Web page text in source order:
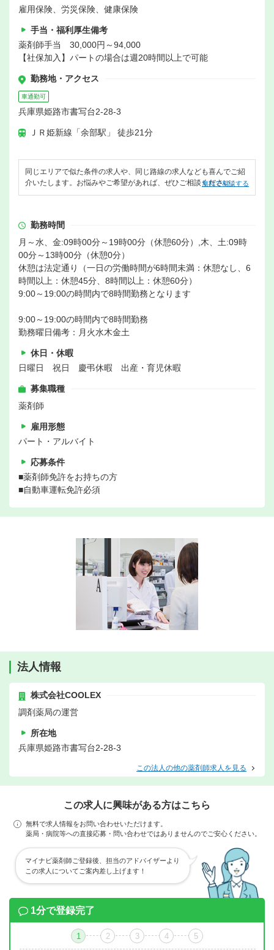
雇用保険、労災保険、健康保険
手当・福利厚生備考
薬剤師手当 30,000円～94,000
【社保加入】パートの場合は週20時間以上で可能
勤務地・アクセス
車通勤可
兵庫県姫路市書写台2-28-3
ＪＲ姫新線「余部駅」 徒歩21分
同じエリアで似た条件の求人や、同じ路線の求人なども喜んでご紹
介いたします。お悩みやご希望があれば、ぜひご相談ください。
無料で相談する
勤務時間
月～水、金:09時00分～19時00分（休憩60分）,木、土:09時
00分～13時00分（休憩0分）
休憩は法定通り（一日の労働時間が6時間未満：休憩なし、6
時間以上：休憩45分、8時間以上：休憩60分）
9:00～19:00の時間内で8時間勤務となります
9:00～19:00の時間内で8時間勤務
勤務曜日備考：月火水木金土
休日・休暇
日曜日 祝日 慶弔休暇 出産・育児休暇
募集職種
薬剤師
雇用形態
パート・アルバイト
応募条件
■薬剤師免許をお持ちの方
■自動車運転免許必須
法人情報
株式会社COOLEX
調剤薬局の運営
所在地
兵庫県姫路市書写台2-28-3
この法人の他の薬剤師求人を見る
この求人に興味がある方はこちら
無料で求人情報をお問い合わせいただけます。
薬局・病院等への直接応募・問い合わせではありませんのでご安心ください。
マイナビ薬剤師ご登録後、担当のアドバイザーより
この求人についてご案内差し上げます！
1分で登録完了
1 2 3 4 5